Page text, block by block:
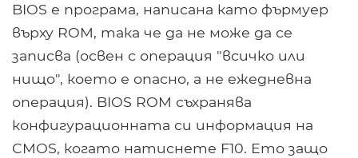
BIOS е програма, написана като фърмуер
върху ROM, така че да не може да се
записва (освен с операция "всичко или
нищо", което е опасно, а не ежедневна
операция). BIOS ROM съхранява
конфигурационната си информация на
CMOS, когато натиснете F10. Ето защо